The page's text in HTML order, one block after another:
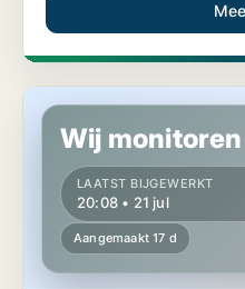
Commercieel vastgoed in
Wij
LAATST BIJGEWERKT
20:08 • 21 jul
Aangemaakt 17 d